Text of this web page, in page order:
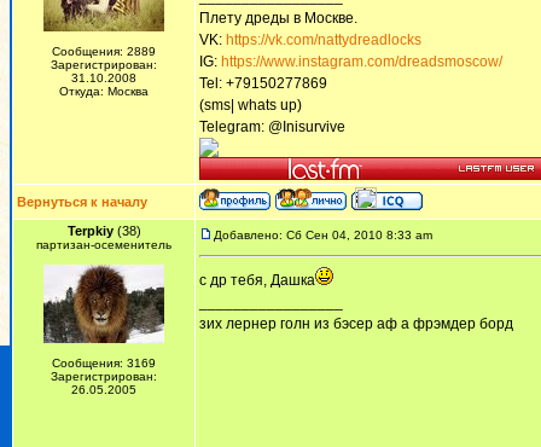
Сообщения: 2889
Зарегистрирован:
31.10.2008
Откуда: Москва
Плету дреды в Москве.
VK: https://vk.com/nattydreadlocks
IG: https://www.instagram.com/dreadsmoscow/
Tel: +79150277869
(sms| whats up)
Telegram: @Inisurvive
Вернуться к началу
Terpkiy(38)
партизан-осеменитель
Сообщения: 3169
Зарегистрирован:
26.05.2005
Добавлено: Сб Сен 04, 2010 8:33 am
с др тебя, Дашка
зих лернер голн из бэсер аф а фрэмдер борд